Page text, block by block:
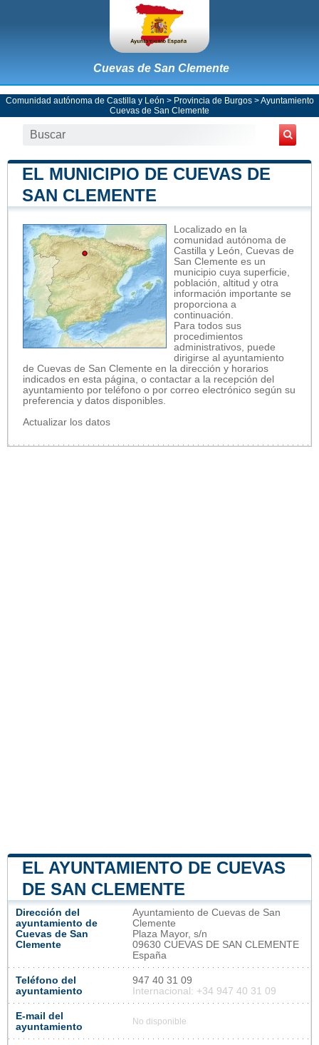
Cuevas de San Clemente
Comunidad autónoma de Castilla y León > Provincia de Burgos>Ayuntamiento
Cuevas de San Clemente
EL MUNICIPIO DE CUEVAS DE
SAN CLEMENTE
Localizado en la
comunidad autónoma de
Castilla y León, Cuevas de
San Clemente es un
municipio cuya superficie,
población, altitud y otra
información importante se
proporciona a
continuación.
Para todos sus
procedimientos
administrativos, puede
dirigirse al ayuntamiento
de Cuevas de San Clemente en la dirección y horarios
indicados en esta página, o contactar a la recepción del
ayuntamiento por teléfono o por correo electrónico según su
preferencia y datos disponibles.
Actualizar los datos
EL AYUNTAMIENTO DE CUEVAS
DE SAN CLEMENTE
Dirección del
ayuntamiento de
Cuevas de San
Clemente
Ayuntamiento de Cuevas de San
Clemente
Plaza Mayor, s/n
09630 CUEVAS DE SAN CLEMENTE
España
Teléfono del
ayuntamiento
947 40 31 09
Internacional: +34 947 40 31 09
E-mail del
ayuntamiento
No disponible